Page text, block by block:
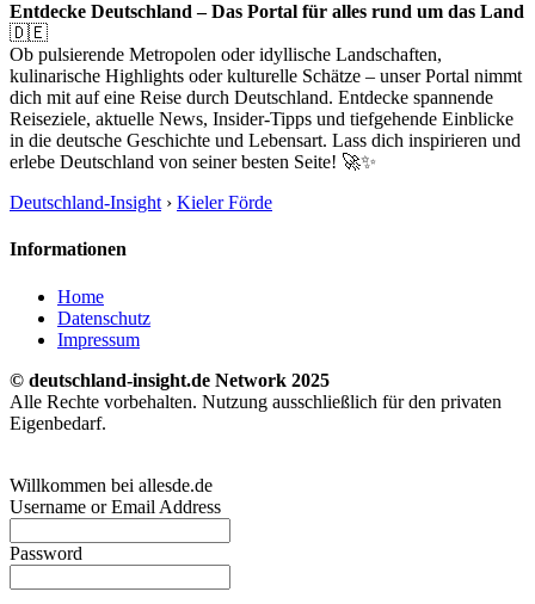
Entdecke Deutschland – Das Portal für alles rund um das Land
🇩🇪
Ob pulsierende Metropolen oder idyllische Landschaften,
kulinarische Highlights oder kulturelle Schätze – unser Portal nimmt
dich mit auf eine Reise durch Deutschland. Entdecke spannende
Reiseziele, aktuelle News, Insider-Tipps und tiefgehende Einblicke
in die deutsche Geschichte und Lebensart. Lass dich inspirieren und
erlebe Deutschland von seiner besten Seite! 🚀✨
Deutschland-Insight › Kieler Förde
Informationen
Home
Datenschutz
Impressum
© deutschland-insight.de Network 2025
Alle Rechte vorbehalten. Nutzung ausschließlich für den privaten
Eigenbedarf.
Willkommen bei allesde.de
Username or Email Address
Password